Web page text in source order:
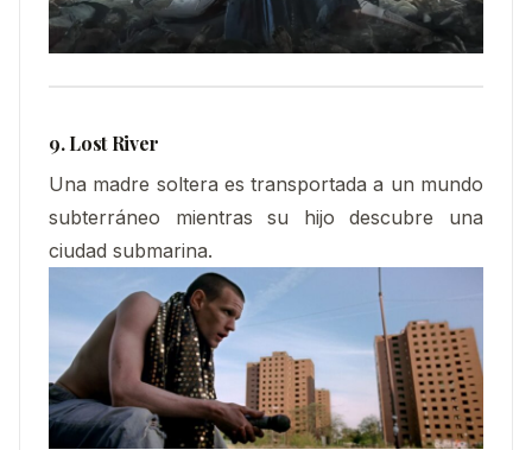
9. Lost River
Una madre soltera es transportada a un mundo
subterráneo mientras su hijo descubre una
ciudad submarina.